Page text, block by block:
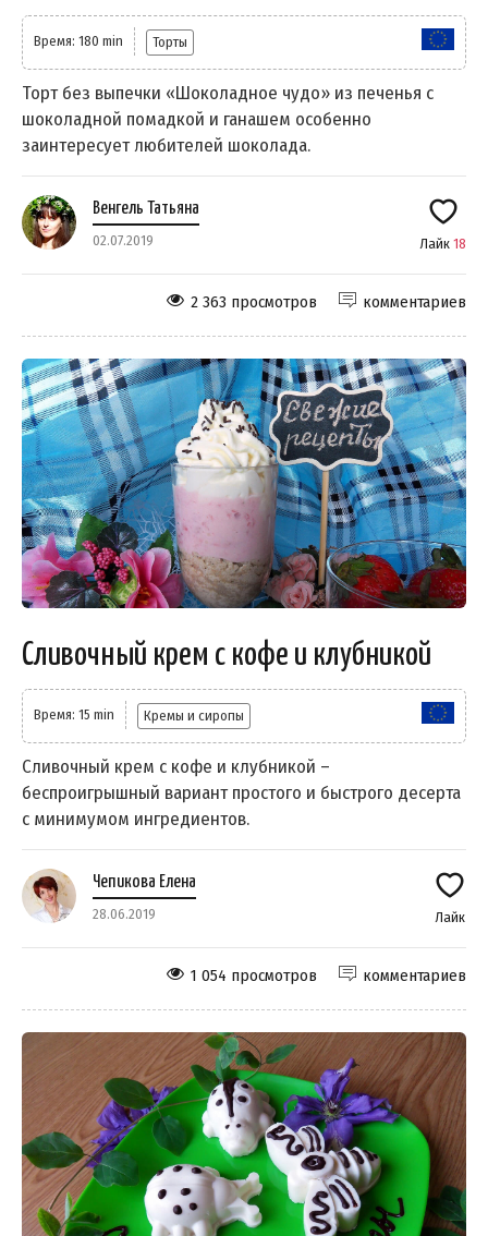
Время: 180 min Торты
Торт без выпечки «Шоколадное чудо» из печенья с
шоколадной помадкой и ганашем особенно
заинтересует любителей шоколада.
Венгель Татьяна
02.07.2019 Лайк 18
комментариев
2 363 просмотров
Сливочный крем с кофе и клубникой
Время: 15 min Кремы и сиропы
Сливочный крем с кофе и клубникой –
беспроигрышный вариант простого и быстрого десерта
с минимумом ингредиентов.
Чепикова Елена
28.06.2019 Лайк
комментариев
1 054 просмотров